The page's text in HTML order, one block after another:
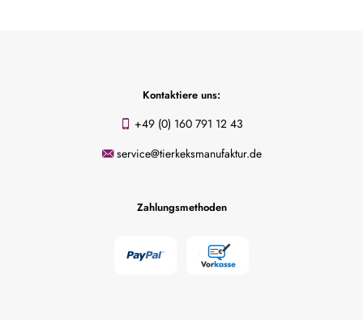
Kontaktiere uns:
+49 (0) 160 791 12 43
service@tierkeksmanufaktur.de
Zahlungsmethoden